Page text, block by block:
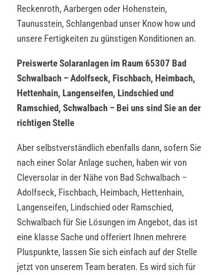
Reckenroth, Aarbergen oder Hohenstein,
Taunusstein, Schlangenbad unser Know how und
unsere Fertigkeiten zu günstigen Konditionen an.
Preiswerte Solaranlagen im Raum 65307 Bad
Schwalbach – Adolfseck, Fischbach, Heimbach,
Hettenhain, Langenseifen, Lindschied und
Ramschied, Schwalbach – Bei uns sind Sie an der
richtigen Stelle
Aber selbstverständlich ebenfalls dann, sofern Sie
nach einer Solar Anlage suchen, haben wir von
Cleversolar in der Nähe von Bad Schwalbach –
Adolfseck, Fischbach, Heimbach, Hettenhain,
Langenseifen, Lindschied oder Ramschied,
Schwalbach für Sie Lösungen im Angebot, das ist
eine klasse Sache und offeriert Ihnen mehrere
Pluspunkte, lassen Sie sich einfach auf der Stelle
jetzt von unserem Team beraten. Es wird sich für